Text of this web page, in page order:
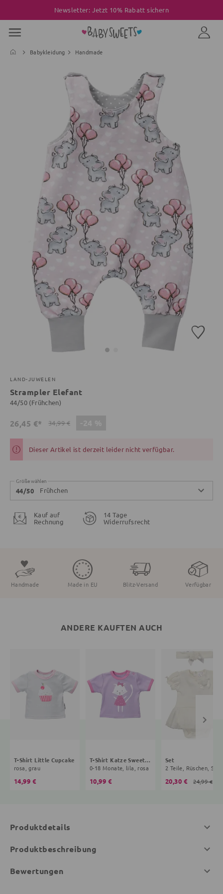
Newsletter: Jetzt 10% Rabatt sichern
Babykleidung Handmade
LAND-JUWELEN
Strampler Elefant
44/50 (Frühchen)
26,45 €* 34,99 €
Dieser Artikel ist derzeit leider nicht verfügbar.
Größe wählen
44/50 Frühchen
Kauf auf
Rechnung
14 Tage
Widerrufsrecht
Handmade Made in EU Blitz-Versand Verfügbar
ANDERE KAUFTEN AUCH
T-Shirt Little Cupcake
rosa, grau
14,99 €
T-Shirt Katze Sweet Kitty
0-18 Monate, lila, rosa
10,99 €
Set
20,30 € 24,99 €
Produktdetails
Produktbeschreibung
Bewertungen